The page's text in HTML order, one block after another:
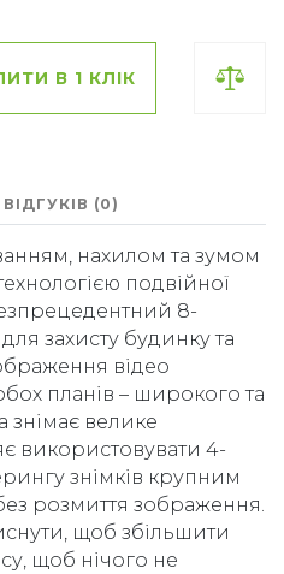
В 1 КЛІК
ВІДГУКІВ (0)
нахилом та зумом
подвійної
8-
захисту будинку та
відео
планів – широкого та
велике
використовувати 4-
знімків крупним
розмиття зображення.
щоб збільшити
щоб нічого не